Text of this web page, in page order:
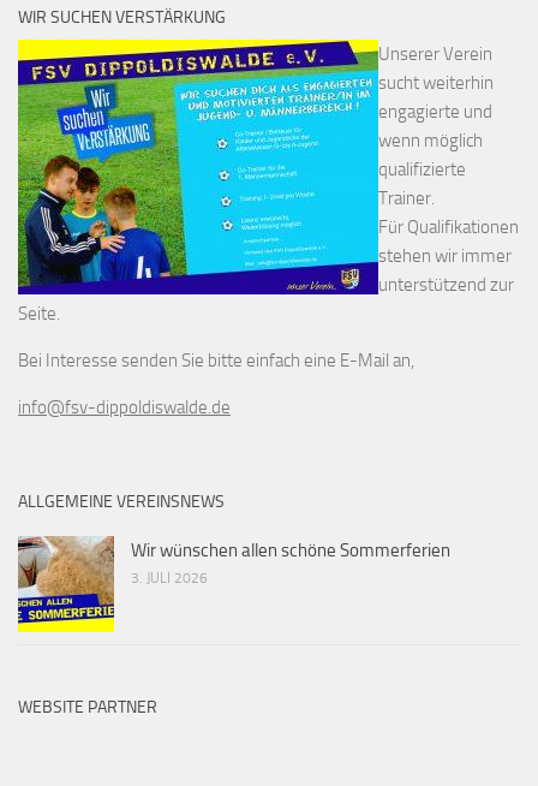
WIR SUCHEN VERSTÄRKUNG
Unserer Verein
sucht weiterhin
engagierte und
wenn möglich
qualifizierte
Trainer.
Für Qualifikationen
stehen wir immer
unterstützend zur
Seite.
Bei Interesse senden Sie bitte einfach eine E-Mail an,
info@fsv-dippoldiswalde.de
ALLGEMEINE VEREINSNEWS
Wir wünschen allen schöne Sommerferien
3. JULI 2026
WEBSITE PARTNER